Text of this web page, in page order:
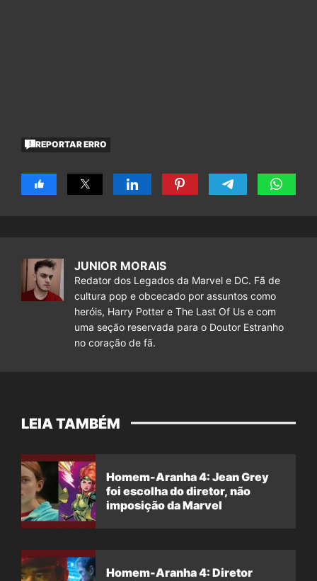
REPORTAR ERRO
JUNIOR MORAIS
Redator dos Legados da Marvel e DC. Fã de
cultura pop e obcecado por assuntos como
heróis, Harry Potter e The Last Of Us e com
uma seção reservada para o Doutor Estranho
no coração de fã.
LEIA TAMBÉM
Homem-Aranha 4: Jean Grey
foi escolha do diretor, não
imposição da Marvel
Homem-Aranha 4: Diretor